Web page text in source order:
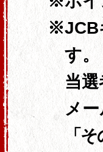
JCB
す。
当
メ
「